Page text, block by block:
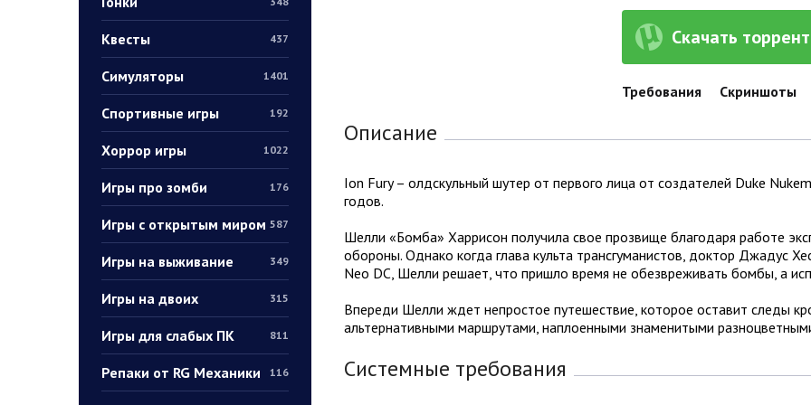
Квесты 437
Симуляторы 1401
Спортивные игры 192
Хоррор игры 1022
Игры про зомби 176
Игры с открытым миром 587
Игры на выживание 349
Игры на двоих 315
Игры для слабых ПК 811
Репаки от RG Механики 116
Скачать
Требования Скриншоты
Описание
Ion Fury – олдскульный шутер от первого лица от создателей Duke
годов.
Шелли «Бомба» Харрисон получила свое прозвище благодаря работе
обороны. Однако когда глава культа трансгуманистов, доктор Джадус
Neo DC, Шелли решает, что пришло время не обезвреживать бомбы, а
Впереди Шелли ждет непростое путешествие, которое оставит следы
альтернативными маршрутами, наплоенными знаменитыми
Системные требования